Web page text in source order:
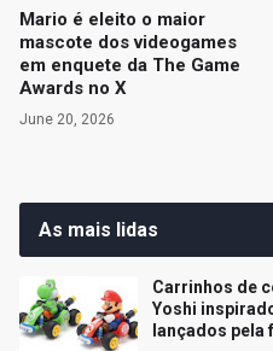
Mario é eleito o maior
mascote dos videogames
em enquete da The Game
Awards no X
June 20, 2026
As mais lidas
Carrinhos de
Yoshi
lançados pela